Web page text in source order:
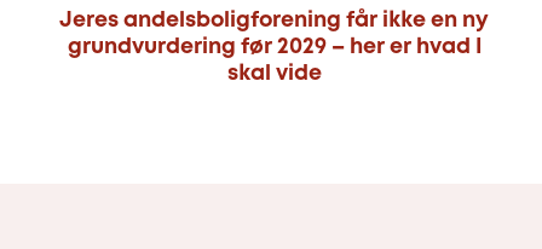
Jeres andelsboligforening får ikke en ny
grundvurdering før 2029 – her er hvad I
skal vide